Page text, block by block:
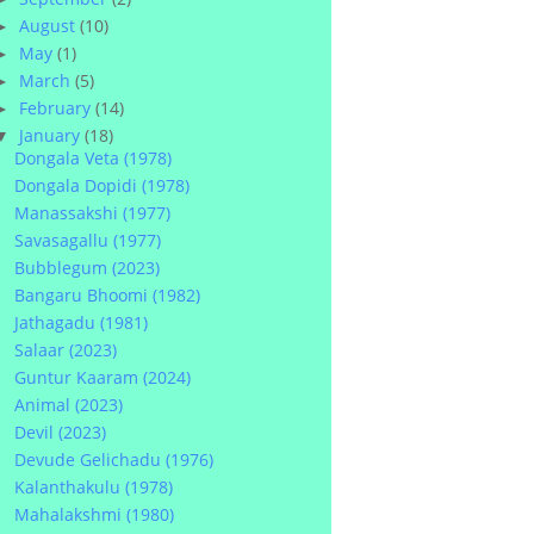
August(10)
May(1)
March(5)
February(14)
January(18)
Dongala Veta (1978)
Dongala Dopidi (1978)
Manassakshi (1977)
Savasagallu (1977)
Bubblegum (2023)
Bangaru Bhoomi (1982)
Jathagadu (1981)
Salaar (2023)
Guntur Kaaram (2024)
Animal (2023)
Devil (2023)
Devude Gelichadu (1976)
Kalanthakulu (1978)
Mahalakshmi (1980)